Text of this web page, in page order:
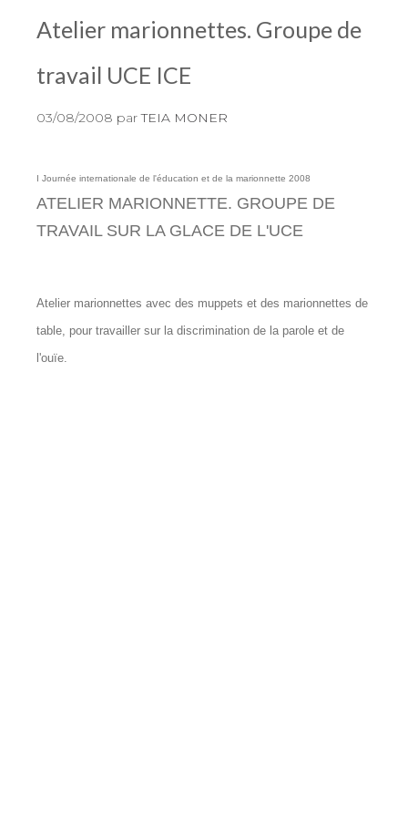
Atelier marionnettes. Groupe de
travail UCE ICE
03/08/2008 parTEIA MONER
I Journée internationale de l'éducation et de la marionnette 2008
ATELIER MARIONNETTE. GROUPE DE
TRAVAIL SUR LA GLACE DE L'UCE
Atelier marionnettes avec des muppets et des marionnettes de
table, pour travailler sur la discrimination de la parole et de
l'ouïe.